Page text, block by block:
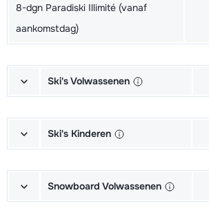
8-dgn Paradiski Illimité (vanaf
aankomstdag)
Ski's Volwassenen
Schoenen + Stokken (6/7 dagen)
Stokken (6/7 dagen)
Ski's Kinderen
Schoenen + Stokken (6/7 dagen)
Snowboard Volwassenen